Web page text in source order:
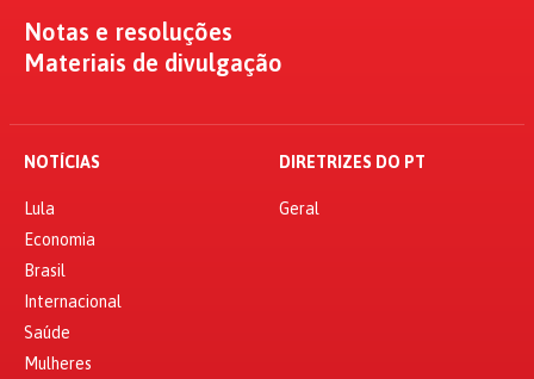
Notas e resoluções
Materiais de divulgação
NOTÍCIAS
Lula
Economia
Brasil
Internacional
Saúde
Mulheres
DIRETRIZES DO PT
Geral